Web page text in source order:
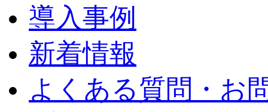
導入事例
新着情報
よくある質問・お